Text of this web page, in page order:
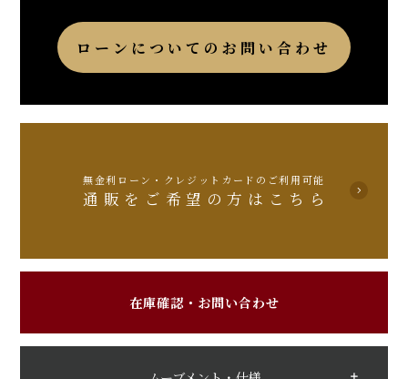
ローンについてのお問い合わせ
無金利ローン・クレジットカードのご利用可能
通販をご希望の方はこちら
在庫確認・お問い合わせ